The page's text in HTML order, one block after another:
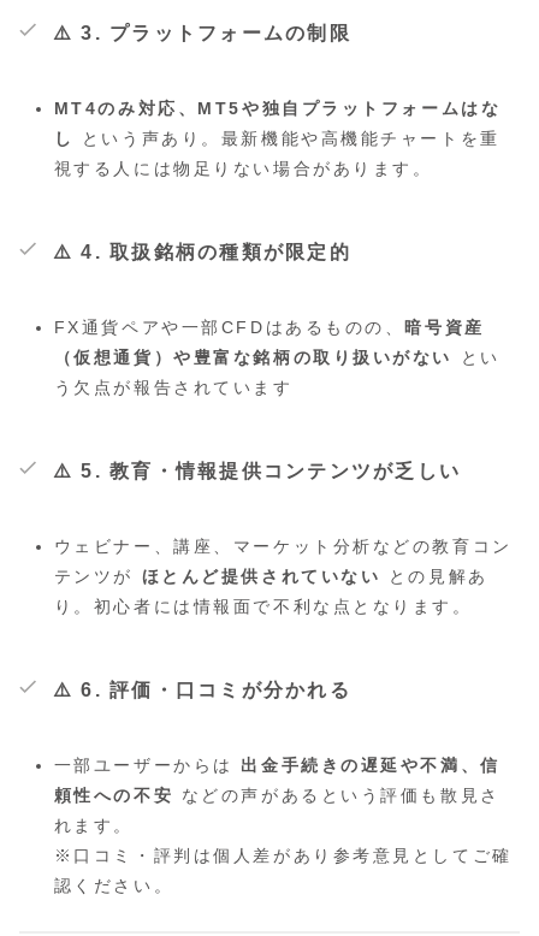
⚠️ 3. プラットフォームの制限
MT4のみ対応、MT5や独自プラットフォームはな
し
という声あり。最新機能や高機能チャートを重
視する人には物足りない場合があります。
⚠️ 4. 取扱銘柄の種類が限定的
FX通貨ペアや一部CFDはあるものの、 暗号資産
（仮想通貨）や豊富な銘柄の取り扱いがない
とい
う欠点が報告されています
⚠️ 5. 教育・情報提供コンテンツが乏しい
ウェビナー、講座、マーケット分析などの教育コン
テンツが ほとんど提供されていない
との見解あ
り。初心者には情報面で不利な点となります。
⚠️ 6. 評価・口コミが分かれる
一部ユーザーからは 出金手続きの遅延や不満、信
頼性への不安
などの声があるという評価も散見さ
れます。
※口コミ・評判は個人差があり参考意見としてご確
認ください。